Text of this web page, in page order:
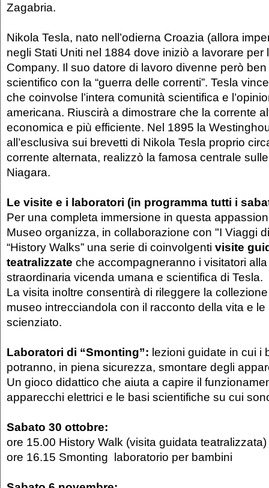
Zagabria.
Nikola Tesla, nato nell’odierna Croazia (allora
negli Stati Uniti nel 1884 dove iniziò a lavorare per
Company. Il suo datore di lavoro divenne però
scientifico con la “guerra delle correnti”. Tesla
che coinvolse l’intera comunità scientifica e
americana. Riuscirà a dimostrare che la corrente
economica e più efficiente. Nel 1895 la
all’esclusiva sui brevetti di Nikola Tesla proprio
corrente alternata, realizzò la famosa centrale
Niagara.
Le visite e i laboratori (in programma tutti i
Per una completa immersione in questa
Museo organizza, in collaborazione con "I Viaggi
“History Walks” una serie di coinvolgenti visite
teatralizzate che accompagneranno i visitatori
straordinaria vicenda umana e scientifica di Tesla.
La visita inoltre consentirà di rileggere la
museo intrecciandola con il racconto della vita e
scienziato.
Laboratori di “Smonting”: lezioni guidate in cui i
potranno, in piena sicurezza, smontare degli
Un gioco didattico che aiuta a capire il
apparecchi elettrici e le basi scientifiche su cui
Sabato 30 ottobre:
ore 15.00 History Walk (visita guidata teatralizzata)
ore 16.15 Smonting laboratorio per bambini